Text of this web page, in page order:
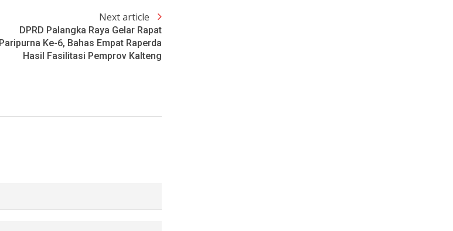
Next article
DPRD Palangka Raya Gelar Rapat
Paripurna Ke-6, Bahas Empat Raperda
Hasil Fasilitasi Pemprov Kalteng